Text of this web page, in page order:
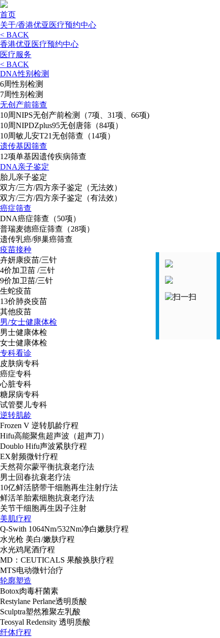
首页
关于/香港优亚医疗预约中心
< BACK
香港优亚医疗预约中心
医疗服务
< BACK
DNA性别检测
6周性别检测
7周性别检测
无创产前筛查
10周NIPS无创产前检测（7项、31项、66项)
10周NIPDZplus95无创唐筛（84项）
10周敏儿安T21无创筛查（14项）
遗传基因筛查
12项单基因遗传疾病筛查
DNA亲子鉴定
胎儿亲子鉴定
双方/三方/四方亲子鉴定（无法效）
双方/三方/四方亲子鉴定（有法效）
癌症筛查
DNA癌症筛查（50项）
普瑞麦德癌症筛查（28项）
遗传乳癌/卵巢癌筛查
疫苗接种
卉妍康疫苗/三针
4价加卫苗 /三针
9价加卫苗/三针
生蛇疫苗
13价肺炎疫苗
其他疫苗
男/女士健康体检
男士健康体检
女士健康体检
专科看诊
皮肤病专科
癌症专科
心脏专科
糖尿病专科
试管婴儿专科
逆转肌龄
Frozen V 逆转肌龄疗程
Hifu高能聚焦超声波（超声刀）
Doublo Hifu声波紧肤疗程
EX射频微针疗程
天然荷尔蒙平衡抗衰老疗法
男士回春抗衰老疗法
10亿鲜活脐带干细胞再生注射疗法
鲜活羊胎素细胞抗衰老疗法
关节干细胞再生因子注射
美肌疗程
Q-Swith 1064Nm/532Nm净白嫩肤疗程
水光枪 美白/嫩肤疗程
水光鸡尾酒疗程
MD：CEUTICALS 果酸换肤疗程
MTS电动微针治疗
轮廓塑造
Botox肉毒杆菌素
Restylane Perlane透明质酸
Sculptra塑然雅聚左乳酸
Teosyal Redensity 透明质酸
纤体疗程